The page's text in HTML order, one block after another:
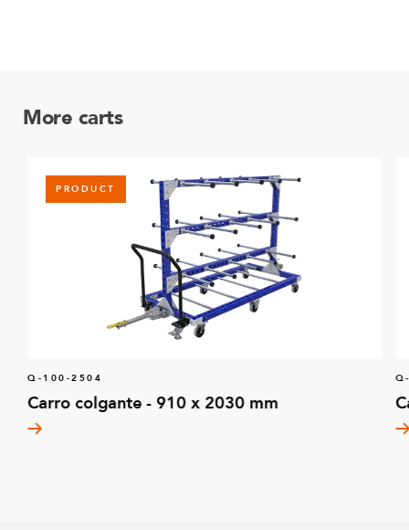
More carts
PRODUCT
Q-100-2504
Carro colgante - 910 x 2030 mm